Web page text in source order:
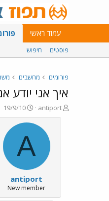
עמוד ראשי
פוסטים חיפוש
פורומים מחשבים
איך אני יודע
פ
ו
antiport
פ
ו
ר
ם
ב
א
ר
י
ך
19/9/10
A
antiport
New member